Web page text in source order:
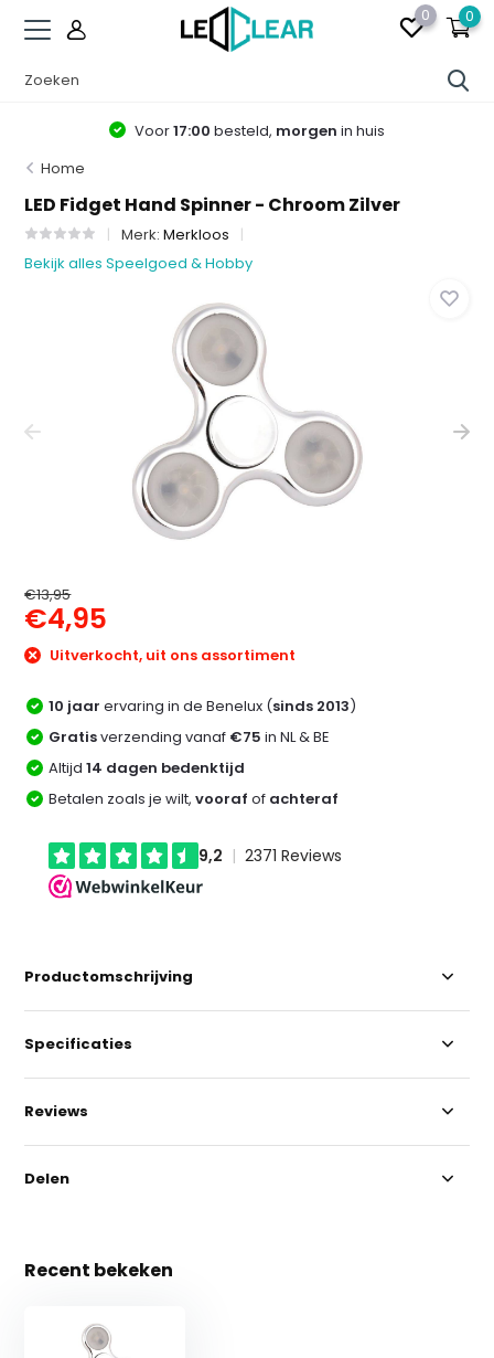
0 0
Voor17:00 besteld, morgen in huis
Home
LED Fidget Hand Spinner - Chroom Zilver
Merk:Merkloos
Bekijk alles Speelgoed & Hobby
€13,95
€4,95
Uitverkocht, uit ons assortiment
10 jaar ervaring in de Benelux (sinds 2013)
Gratisverzending vanaf €75 in NL & BE
Altijd14 dagen bedenktijd
Betalen zoals je wilt,vooraf of achteraf
Productomschrijving
Specificaties
Reviews
Delen
Recent bekeken